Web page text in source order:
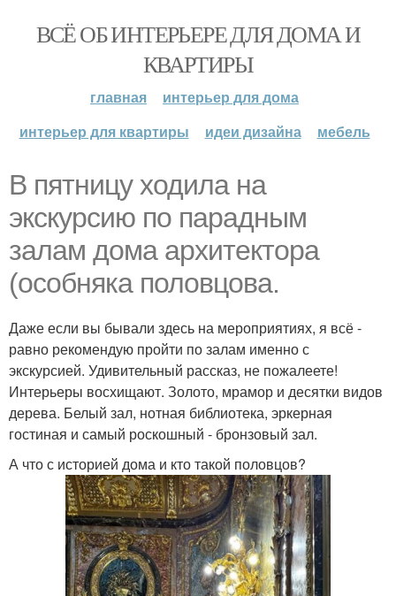
ВСЁ ОБ ИНТЕРЬЕРЕ ДЛЯ ДОМА И
КВАРТИРЫ
главная
интерьер для дома
интерьер для квартиры
идеи дизайна мебель
В пятницу ходила на
экскурсию по парадным
залам дома архитектора
(особняка половцова.
Даже если вы бывали здесь на мероприятиях, я всё -
равно рекомендую пройти по залам именно с
экскурсией. Удивительный рассказ, не пожалеете!
Интерьеры восхищают. Золото, мрамор и десятки видов
дерева. Белый зал, нотная библиотека, эркерная
гостиная и самый роскошный - бронзовый зал.
А что с историей дома и кто такой половцов?